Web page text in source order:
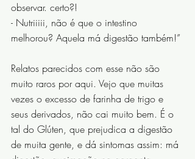
observar. certo?!
- Nutriiiii, não é que o intestino
melhorou? Aquela má digestão também!”
Relatos parecidos com esse não são
muito raros por aqui. Vejo que muitas
vezes o excesso de farinha de trigo e
seus derivados, não cai muito bem. É o
tal do Glúten, que prejudica a digestão
de muita gente, e dá sintomas assim: má